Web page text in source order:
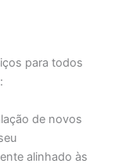
para todos
de novos
alinhado às